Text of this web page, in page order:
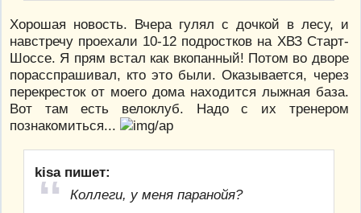
Хорошая новость. Вчера гулял с дочкой в лесу, и
навстречу проехали 10-12 подростков на ХВЗ Старт-
Шоссе. Я прям встал как вкопанный! Потом во дворе
порасспрашивал, кто это были. Оказывается, через
перекресток от моего дома находится лыжная база.
Вот там есть велоклуб. Надо с их тренером
познакомиться...
kisa пишет:
Коллеги, у меня паранойя?